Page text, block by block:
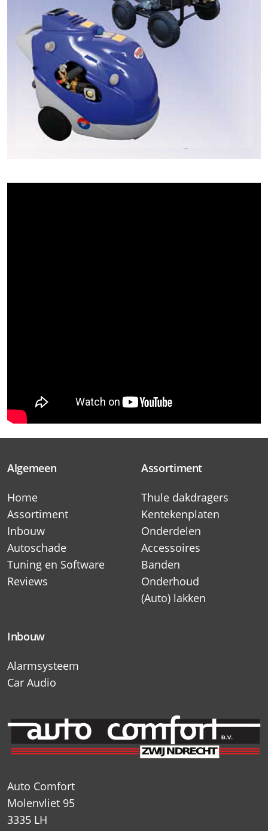
Algemeen
Home
Assortiment
Inbouw
Autoschade
Tuning en Software
Reviews
Assortiment
Thule dakdragers
Kentekenplaten
Onderdelen
Accessoires
Banden
Onderhoud
(Auto) lakken
Inbouw
Alarmsysteem
Car Audio
Auto Comfort
Molenvliet 95
3335 LH